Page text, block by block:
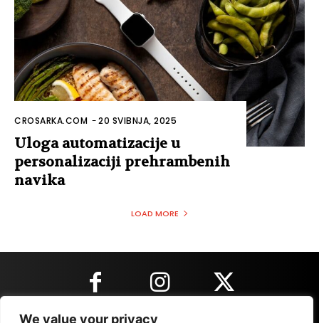
We value your privacy
CROSARKA.COM -20 SVIBNJA, 2025
Uloga automatizacije u
personalizaciji prehrambenih
navika
LOAD MORE